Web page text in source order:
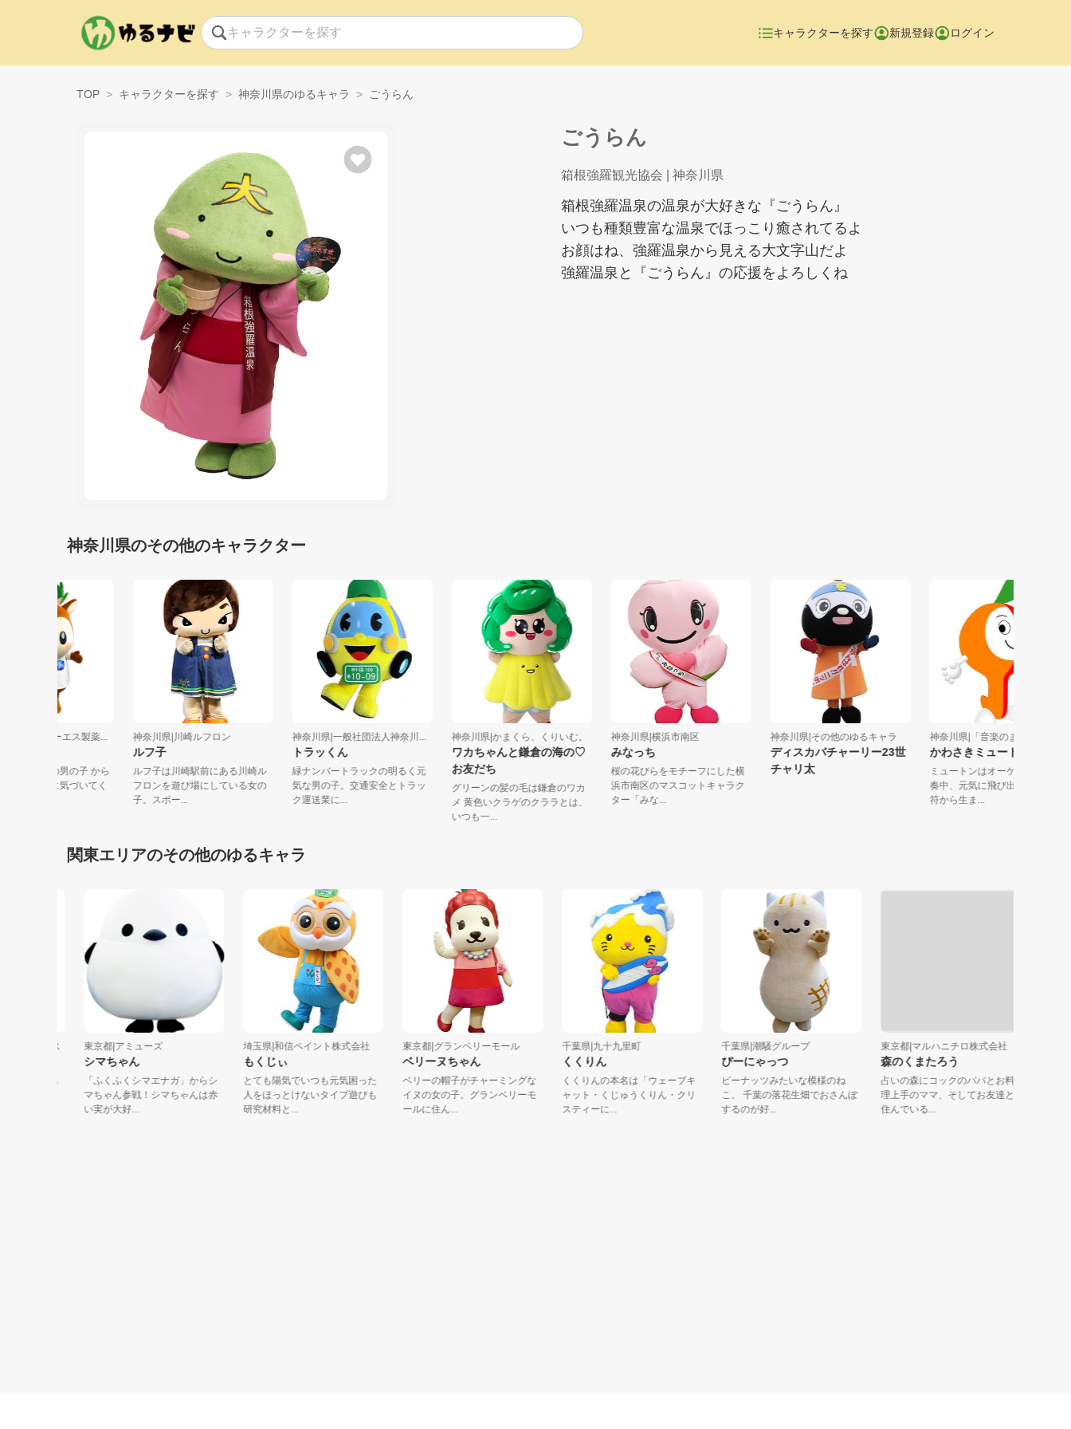
キャラクターを探す 新規登録 ログイン
TOP キャラクターを探す 神奈川県のゆるキャラ ごうらん
ごうらん
箱根強羅観光協会 | 神奈川県
箱根強羅温泉の温泉が大好きな『ごうらん』
いつも種類豊富な温泉でほっこり癒されてるよ
お顔はね、強羅温泉から見える大文字山だよ
強羅温泉と『ごうらん』の応援をよろしくね
神奈川県のその他のキャラクター
川県|ジェーピーエス製薬...
が大好きな鹿の男の子 から
こころの不調に気づいてく
神奈川県|川崎ルフロン
ルフ子
ルフ子は川崎駅前にある川崎ル
フロンを遊び場にしている女の
子。スポー...
神奈川県|一般社団法人神奈川...
トラッくん
緑ナンバートラックの明るく元
気な男の子。交通安全とトラッ
ク運送業に...
神奈川県|かまくら、くりいむ。
ワカちゃんと鎌倉の海の♡
お友だち
グリーンの髪の毛は鎌倉のワカ
メ 黄色いクラゲのクララとは、
いつも一...
神奈川県|横浜市南区
みなっち
桜の花びらをモチーフにした横
浜市南区のマスコットキャラク
ター「みな...
神奈川県|その他のゆるキャラ
ディスカバチャーリー23世
チャリ太
神奈川県|「音楽のまち・か
かわさきミュートン
ミュートンはオーケストラ
奏中、元気に飛び出してき
符から生ま...
関東エリアのその他のゆるキャラ
東京都|アミューズ
シマちゃん
「ふくふくシマエナガ」からシ
マちゃん参戦！シマちゃんは赤
い実が大好...
埼玉県|和信ペイント株式会社
もくじぃ
とても陽気でいつも元気困った
人をほっとけないタイプ遊びも
研究材料と...
東京都|グランベリーモール
ベリーヌちゃん
ベリーの帽子がチャーミングな
イヌの女の子。グランベリーモ
ールに住ん...
千葉県|九十九里町
くくりん
くくりんの本名は「ウェーブキ
ャット・くじゅうくりん・クリ
スティーに...
千葉県|潮騒グループ
ぴーにゃっつ
ピーナッツみたいな模様のね
こ。 千葉の落花生畑でおさんぽ
するのが好...
東京都|マルハニチロ株式会社
森のくまたろう
占いの森にコックのパパとお料
理上手のママ、そしてお友達と
住んでいる...